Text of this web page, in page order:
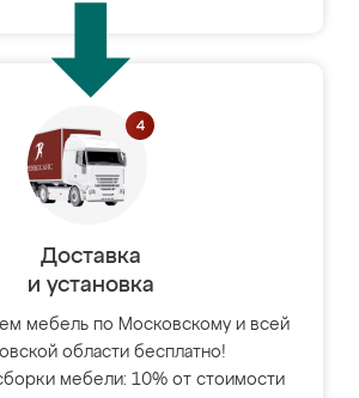
Доставка
и установка
мебель по Московскому и всей
области бесплатно!
мебели: 10% от стоимости